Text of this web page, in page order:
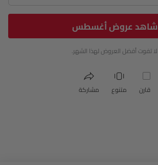
شاهد عروض أغسطس
لا تفوت أفضل العروض لهذا الشهر.
قارن متنوع مشاركة